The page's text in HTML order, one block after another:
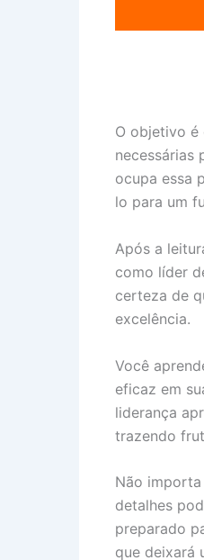
O objetivo é
necessárias
ocupa essa
lo para um
Após a
como líder
certeza de
excelência.
Você
eficaz em
liderança
trazendo
Não
detalhes
preparado
que deixará